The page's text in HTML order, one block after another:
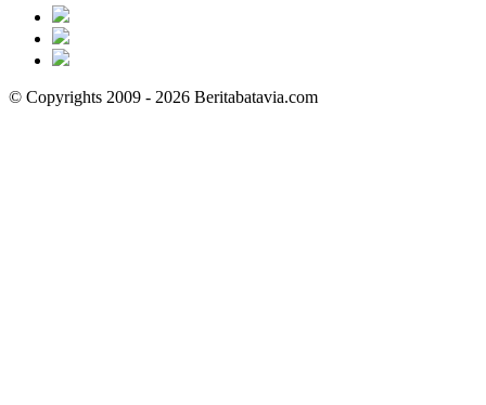
© Copyrights 2009 - 2026 Beritabatavia.com